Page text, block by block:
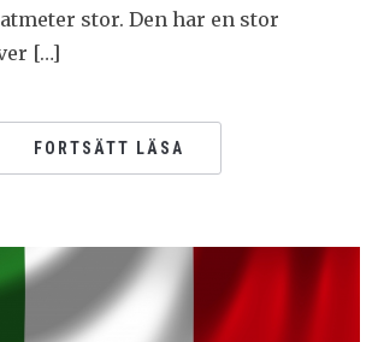
stor. Den har en stor
[…]
FORTSÄTT LÄSA